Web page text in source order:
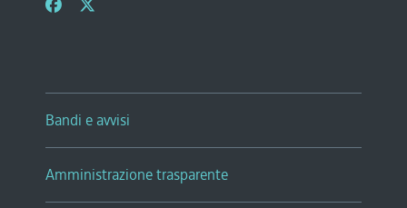
Bandi e avvisi
Amministrazione trasparente